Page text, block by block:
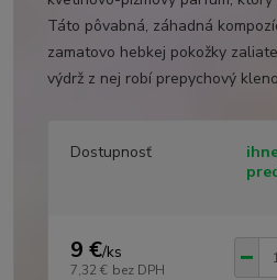
Táto pôvabná, záhadná
zamatovo hebkej pokožky
výdrž z nej robí prepychový
Dostupnosť
9 €/ks
7,32 € bez DPH